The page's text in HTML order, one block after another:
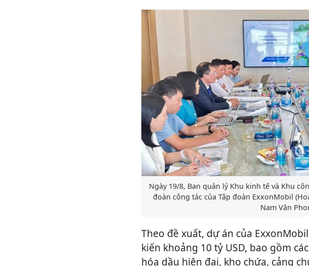
Ngày 19/8, Ban quản lý Khu kinh tế và Khu
đoàn công tác của Tập đoàn ExxonMobil
Nam Vân
Theo đề xuất, dự án của
kiến khoảng 10 tỷ USD, bao gồm
hóa dầu hiện đại, kho chứa, cảng